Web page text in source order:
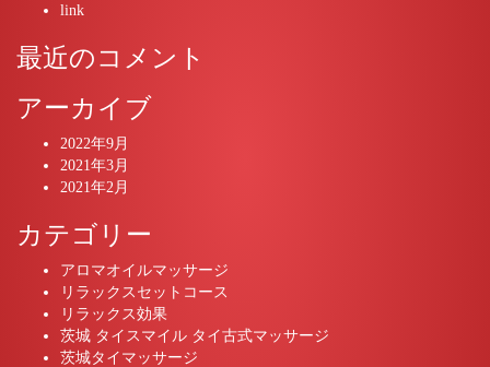
link
最近のコメント
アーカイブ
2022年9月
2021年3月
2021年2月
カテゴリー
アロマオイルマッサージ
リラックスセットコース
リラックス効果
茨城 タイスマイル タイ古式マッサージ
茨城タイマッサージ